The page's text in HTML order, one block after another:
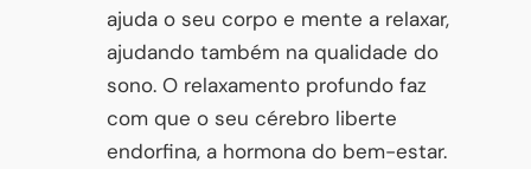
ajuda o seu corpo e mente a relaxar,
ajudando também na qualidade do
sono. O relaxamento profundo faz
com que o seu cérebro liberte
endorfina, a hormona do bem-estar.